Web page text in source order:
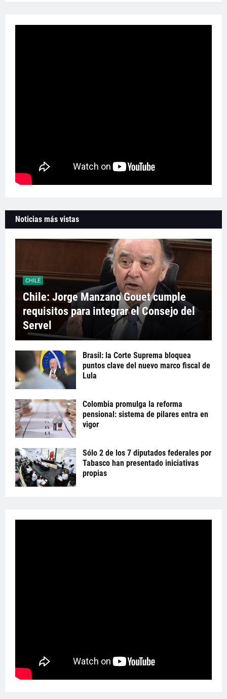
Noticias más vistas
CHILE
Chile: Jorge Manzano Gouet cumple
requisitos para integrar el Consejo del
Servel
Brasil: la Corte Suprema bloquea
puntos clave del nuevo marco fiscal de
Lula
Colombia promulga la reforma
pensional: sistema de pilares entra en
vigor
Sólo 2 de los 7 diputados federales por
Tabasco han presentado iniciativas
propias